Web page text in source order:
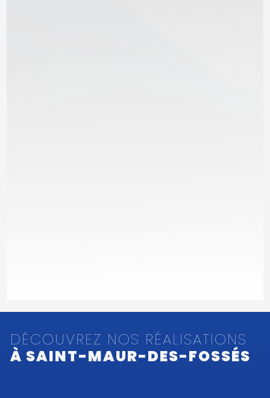
DÉCOUVREZ NOS RÉALISATIONS
À SAINT-MAUR-DES-FOSSÉS